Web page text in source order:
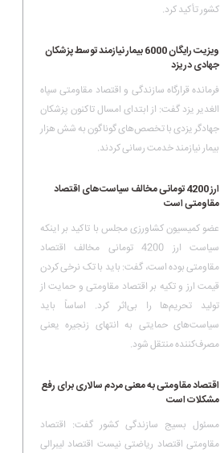
کشور تأکید کرد.
ویزیت رایگان 6000 بیمار نیازمند توسط پزشکان
جهادی در یزد
فرمانده قرارگاه سازندگی و اقتصاد مقاومتی سپاه
الغدیر یزد گفت: از ابتدای امسال تاکنون پزشکان
جهادگر یزدی با تخصص‌های گوناگون به شش هزار
بیمار نیازمند خدمت رسانی کردند.
ارز 4200 تومانی مخالف سیاست‌های اقتصاد
مقاومتی است
عضو کمیسیون کشاورزی مجلس با تاکید بر اینکه
سیاست ارز 4200 تومانی مخالف اقتصاد
مقاومتی بوده است، گفت: باید با تک نرخی کردن
قیمت ارز و تکیه بر اقتصاد مقاومتی و حمایت از
تولید تحریم‌ها را بی‌اثر کرد. اساساً باید
سیاست‌های حمایتی به انتهای زنجیره یعنی
مصرف‌کننده منتقل شود.
اقتصاد مقاومتی به معنی مردم سالاری برای رفع
مشکلات است
مسئول بسیج سازندگی کشور گفت: اقتصاد
مقاومتی اقتصاد ریاضتی نیست اقتصاد لیبرالی